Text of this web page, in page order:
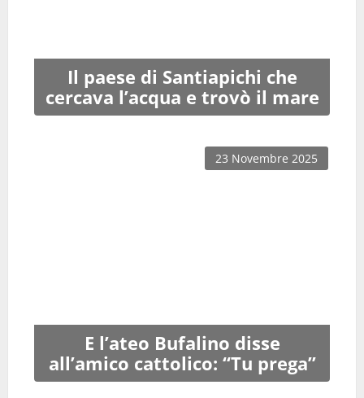
Il paese di Santiapichi che
cercava l’acqua e trovò il mare
E l’ateo Bufalino disse
all’amico cattolico: “Tu prega”
23 Novembre 2025